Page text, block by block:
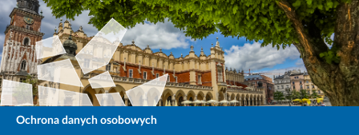
Ochrona danych osobowych